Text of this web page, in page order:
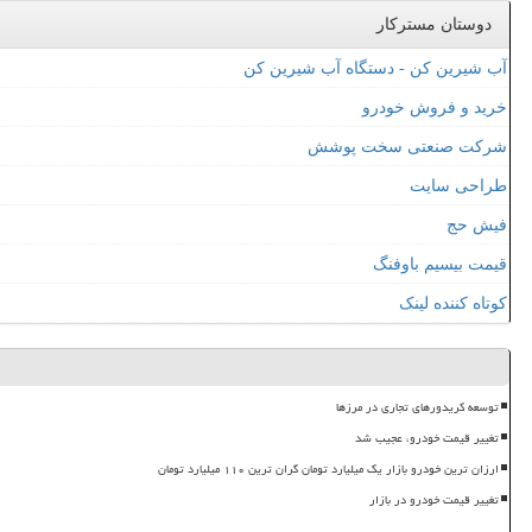
دوستان مسترکار
آب شیرین کن - دستگاه آب شیرین کن
خرید و فروش خودرو
شرکت صنعتی سخت پوشش
طراحی سایت
فیش حج
قیمت بیسیم باوفنگ
کوتاه کننده لینک
توسعه کریدورهای تجاری در مرزها
تغییر قیمت خودرو، عجیب شد
ارزان ترین خودرو بازار یک میلیارد تومان گران ترین ۱۱۰ میلیارد تومان
تغییر قیمت خودرو در بازار